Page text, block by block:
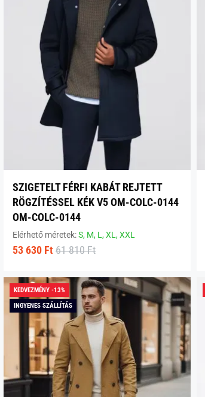
SZIGETELT FÉRFI KABÁT REJTETT
RÖGZÍTÉSSEL KÉK V5 OM-COLC-0144
OM-COLC-0144
Elérhető méretek:S, M, L,XL,XXL
53 630 Ft 61 810 Ft
KEDVEZMÉNY -13%
INGYENES SZÁLLÍTÁS